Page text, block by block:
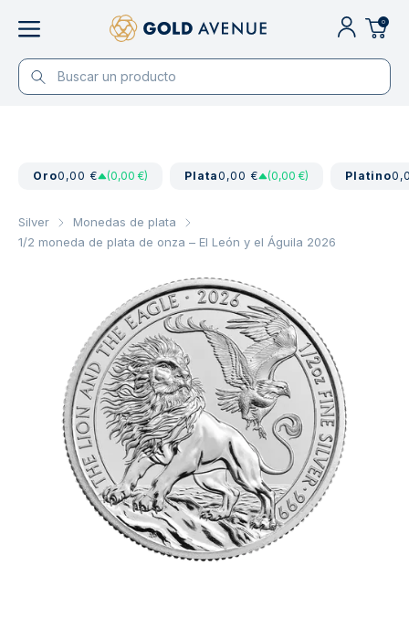
0
Oro0,00 € (0,00 €) Plata0,00 € (0,00 €) Platino
Silver
Monedas de plata
1/2 moneda de plata de onza – El León y el Águila 2026